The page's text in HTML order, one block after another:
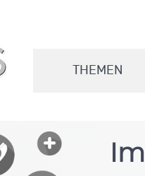
THEMEN